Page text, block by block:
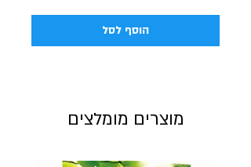
הוסף לסל
מוצרים מומלצים